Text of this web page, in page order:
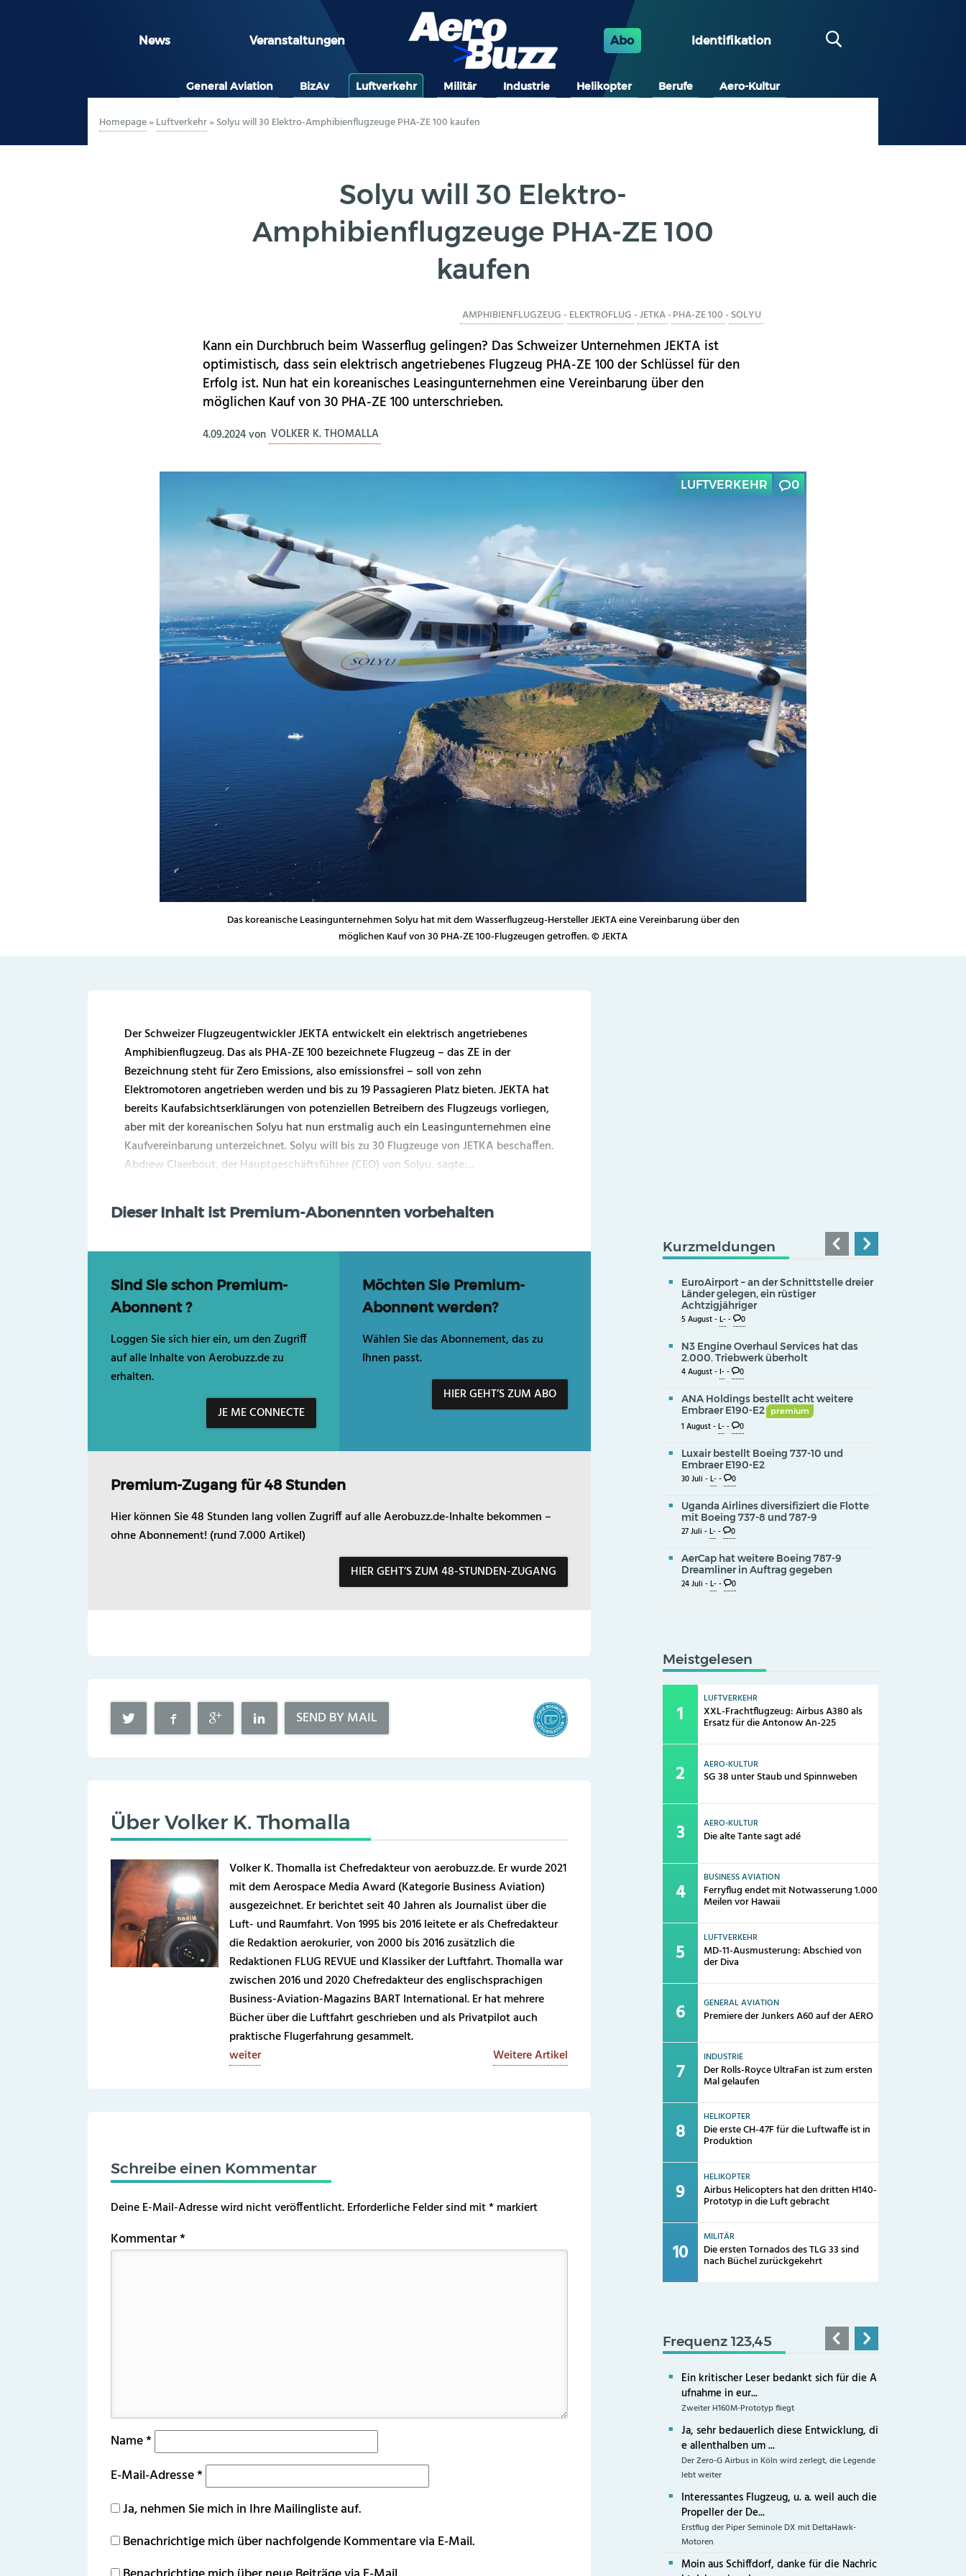
News Veranstaltungen Abo Identifikation
General Aviation BizAv Luftverkehr Militär Industrie Helikopter Berufe Aero-Kultur
Homepage»Luftverkehr»Solyu will 30 Elektro-Amphibienflugzeuge PHA-ZE 100 kaufen
Solyu will 30 Elektro-
Amphibienflugzeuge PHA-ZE 100
kaufen
AMPHIBIENFLUGZEUG- ELEKTROFLUG-JETKA-PHA-ZE 100- SOLYU
Kann ein Durchbruch beim Wasserflug gelingen? Das Schweizer Unternehmen JEKTA ist
optimistisch, dass sein elektrisch angetriebenes Flugzeug PHA-ZE 100 der Schlüssel für den
Erfolg ist. Nun hat ein koreanisches Leasingunternehmen eine Vereinbarung über den
möglichen Kauf von 30 PHA-ZE 100 unterschrieben.
4.09.2024von VOLKER K. THOMALLA
LUFTVERKEHR 0
Das koreanische Leasingunternehmen Solyu hat mit dem Wasserflugzeug-Hersteller JEKTA eine Vereinbarung über den
möglichen Kauf von 30 PHA-ZE 100-Flugzeugen getroffen. © JEKTA
Der Schweizer Flugzeugentwickler JEKTA entwickelt ein elektrisch angetriebenes
Amphibienflugzeug. Das als PHA-ZE 100 bezeichnete Flugzeug – das ZE in der
Bezeichnung steht für Zero Emissions, also emissionsfrei – soll von zehn
Elektromotoren angetrieben werden und bis zu 19 Passagieren Platz bieten. JEKTA hat
bereits Kaufabsichtserklärungen von potenziellen Betreibern des Flugzeugs vorliegen,
aber mit der koreanischen Solyu hat nun erstmalig auch ein Leasingunternehmen eine
Kaufvereinbarung unterzeichnet. Solyu will bis zu 30 Flugzeuge von JETKA beschaffen.
Abdrew Claerbout, der Hauptgeschäftsführer (CEO) von Solyu, sagte:...
Dieser Inhalt ist Premium-Abonennten vorbehalten
Sind Sie schon Premium-
Abonnent ?
Loggen Sie sich hier ein, um den Zugriff
auf alle Inhalte von Aerobuzz.de zu
erhalten.
JE ME CONNECTE
Möchten Sie Premium-
Abonnent werden?
Wählen Sie das Abonnement, das zu
Ihnen passt.
HIER GEHT’S ZUM ABO
Premium-Zugang für 48 Stunden
Hier können Sie 48 Stunden lang vollen Zugriff auf alle Aerobuzz.de-Inhalte bekommen –
ohne Abonnement! (rund 7.000 Artikel)
HIER GEHT’S ZUM 48-STUNDEN-ZUGANG
SEND BY MAIL
Über Volker K. Thomalla
Volker K. Thomalla ist Chefredakteur von aerobuzz.de. Er wurde 2021
mit dem Aerospace Media Award (Kategorie Business Aviation)
ausgezeichnet. Er berichtet seit 40 Jahren als Journalist über die
Luft- und Raumfahrt. Von 1995 bis 2016 leitete er als Chefredakteur
die Redaktion aerokurier, von 2000 bis 2016 zusätzlich die
Redaktionen FLUG REVUE und Klassiker der Luftfahrt. Thomalla war
zwischen 2016 und 2020 Chefredakteur des englischsprachigen
Business-Aviation-Magazins BART International. Er hat mehrere
Bücher über die Luftfahrt geschrieben und als Privatpilot auch
praktische Flugerfahrung gesammelt.
weiter
Weitere Artikel
Schreibe einen Kommentar
Deine E-Mail-Adresse wird nicht veröffentlicht.Erforderliche Felder sind mit*markiert
Kommentar*
Name*
E-Mail-Adresse*
Ja, nehmen Sie mich in Ihre Mailingliste auf.
Benachrichtige mich über nachfolgende Kommentare via E-Mail.
Kurzmeldungen
EuroAirport – an der Schnittstelle dreier
Länder gelegen, ein rüstiger
Achtzigjähriger
5 August -L-- 0
N3 Engine Overhaul Services hat das
2.000. Triebwerk überholt
4 August -I-- 0
ANA Holdings bestellt acht weitere
Embraer E190-E2
premium
1 August -L-- 0
Luxair bestellt Boeing 737-10 und
Embraer E190-E2
30 Juli -L-- 0
Uganda Airlines diversifiziert die Flotte
mit Boeing 737-8 und 787-9
27 Juli -L-- 0
AerCap hat weitere Boeing 787-9
Dreamliner in Auftrag gegeben
24 Juli -L-- 0
Meistgelesen
LUFTVERKEHR
XXL-Frachtflugzeug: Airbus A380 als
Ersatz für die Antonow An-225
AERO-KULTUR
SG 38 unter Staub und Spinnweben
AERO-KULTUR
Die alte Tante sagt adé
BUSINESS AVIATION
Ferryflug endet mit Notwasserung 1.000
Meilen vor Hawaii
LUFTVERKEHR
MD-11-Ausmusterung: Abschied von
der Diva
GENERAL AVIATION
Premiere der Junkers A60 auf der AERO
INDUSTRIE
Der Rolls-Royce UltraFan ist zum ersten
Mal gelaufen
HELIKOPTER
Die erste CH-47F für die Luftwaffe ist in
Produktion
HELIKOPTER
Airbus Helicopters hat den dritten H140-
Prototyp in die Luft gebracht
MILITÄR
Die ersten Tornados des TLG 33 sind
nach Büchel zurückgekehrt
Frequenz 123,45
Ein kritischer Leser bedankt sich für die A
ufnahme in eur...
Zweiter H160M-Prototyp fliegt
Ja, sehr bedauerlich diese Entwicklung, di
e allenthalben um ...
Der Zero-G Airbus in Köln wird zerlegt, die Legende
lebt weiter
Interessantes Flugzeug, u. a. weil auch die
Propeller der De...
Erstflug der Piper Seminole DX mit DeltaHawk-
Motoren
Moin aus Schiffdorf, danke für die Nachric